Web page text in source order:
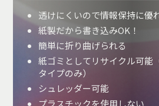
透けにくいので情報保持に優
紙製だから書き込みOK！
簡単に折り曲げられる
紙ゴミとしてリサイクル可能
タイプのみ）
シュレッダー可能